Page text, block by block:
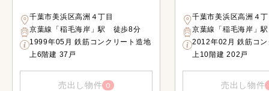
千葉市美浜区高洲４丁目
京葉線「稲毛海岸」駅 徒歩8分
1999年05月 鉄筋コンクリート造地
上6階建 37戸
売出し物件 0
千葉市美浜区高洲４
京葉線「稲毛海岸」
2012年02月 鉄筋コ
上10階建 202戸
売出し物件